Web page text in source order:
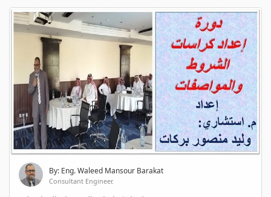
By: Eng. Waleed Mansour Barakat
Consultant Engineer.